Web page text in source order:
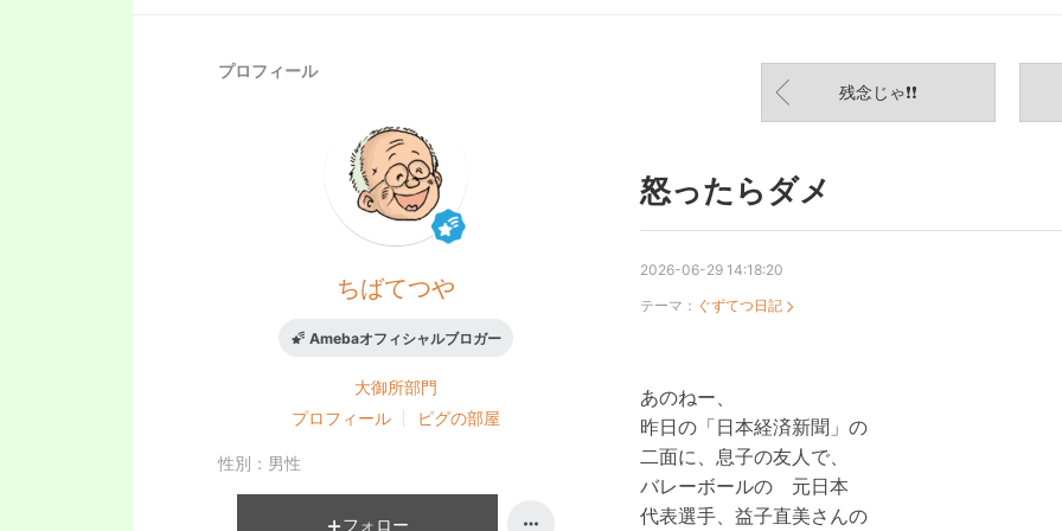
残念じゃ❗❗
怒ったらダメ
2026-06-29 14:18:20
テーマ： ぐずてつ日記
あのねー、
昨日の「日本経済新聞」の
二面に、息子の友人で、
バレーボールの 元日本
代表選手、益子直美さんの
プロフィール
ちばてつや
Amebaオフィシャルブロガー
大御所部門
プロフィール
ピグの部屋
性別： 男性
フォロー